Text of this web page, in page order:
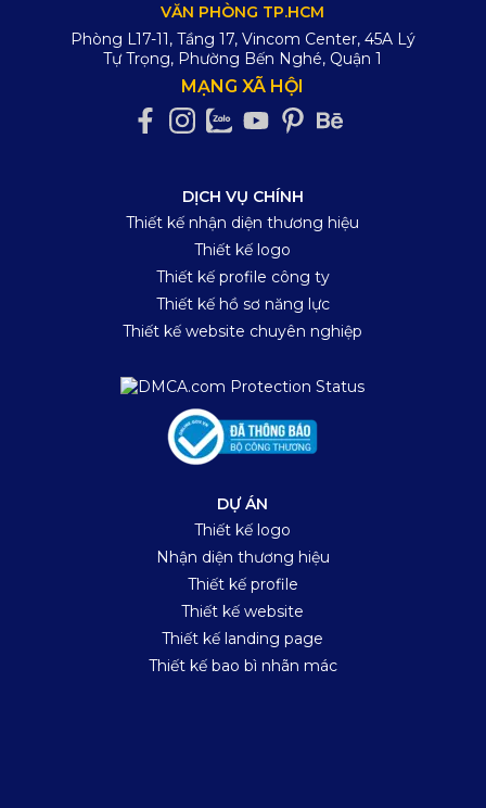
VĂN PHÒNG TP.HCM
Phòng L17-11, Tầng 17, Vincom Center, 45A Lý
Tự Trọng, Phường Bến Nghé, Quận 1
MẠNG XÃ HỘI
DỊCH VỤ CHÍNH
Thiết kế nhận diện thương hiệu
Thiết kế logo
Thiết kế profile công ty
Thiết kế hồ sơ năng lực
Thiết kế website chuyên nghiệp
DỰ ÁN
Thiết kế logo
Nhận diện thương hiệu
Thiết kế profile
Thiết kế website
Thiết kế landing page
Thiết kế bao bì nhãn mác